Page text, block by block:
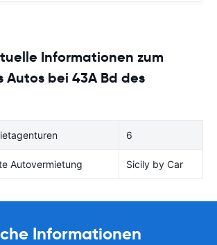
Informationen zum
Autos bei 43A Bd des
6
Autovermietung Sicily by Car
Informationen